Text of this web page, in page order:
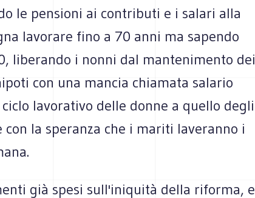
le pensioni ai contributi e i salari alla
lavorare fino a 70 anni ma sapendo
liberando i nonni dal mantenimento dei
con una mancia chiamata salario
lavorativo delle donne a quello degli
la speranza che i mariti laveranno i
già spesi sull'iniquità della riforma, e